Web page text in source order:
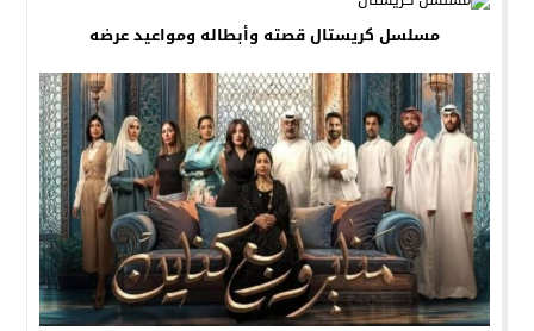
مسلسل كريستال قصته وأبطاله ومواعيد عرضه